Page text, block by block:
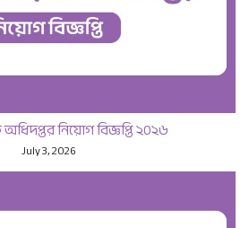
নিয়োগ বিজ্ঞপ্তি ২০২৬
July 3, 2026